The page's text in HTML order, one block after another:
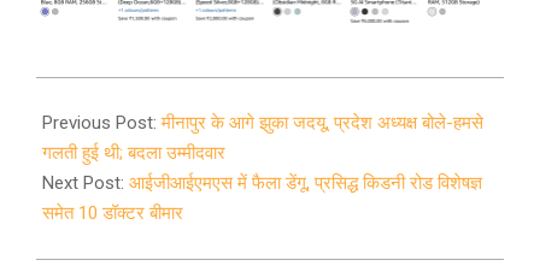
10-
11
Previous Post:मीनापुर के आगे झुका जदयू, प्रदेश अध्यक्ष बोले-हमसे
गलती हुई थी; बदला उम्मीदवार
Next Post: आईजीआईएमएस में फैला डेंगू, प्रसिद्ध किडनी रोड विशेषज्ञ
समेत 10 डॉक्टर बीमार